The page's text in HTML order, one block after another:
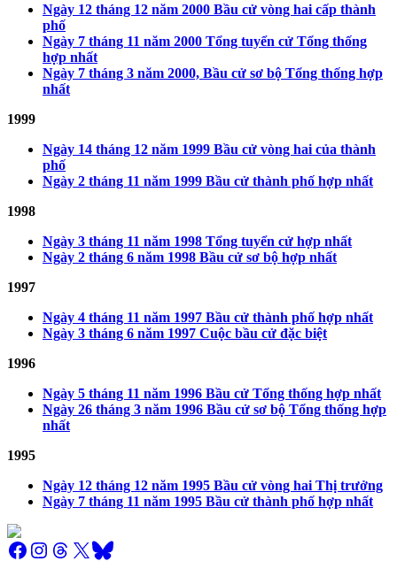
Ngày 12 tháng 12 năm 2000 Bầu cử vòng hai cấp thành
phố
Ngày 7 tháng 11 năm 2000 Tổng tuyển cử Tổng thống
hợp nhất
Ngày 7 tháng 3 năm 2000, Bầu cử sơ bộ Tổng thống hợp
nhất
1999
Ngày 14 tháng 12 năm 1999 Bầu cử vòng hai của thành
phố
Ngày 2 tháng 11 năm 1999 Bầu cử thành phố hợp nhất
1998
Ngày 3 tháng 11 năm 1998 Tổng tuyển cử hợp nhất
Ngày 2 tháng 6 năm 1998 Bầu cử sơ bộ hợp nhất
1997
Ngày 4 tháng 11 năm 1997 Bầu cử thành phố hợp nhất
Ngày 3 tháng 6 năm 1997 Cuộc bầu cử đặc biệt
1996
Ngày 5 tháng 11 năm 1996 Bầu cử Tổng thống hợp nhất
Ngày 26 tháng 3 năm 1996 Bầu cử sơ bộ Tổng thống hợp
nhất
1995
Ngày 12 tháng 12 năm 1995 Bầu cử vòng hai Thị trưởng
Ngày 7 tháng 11 năm 1995 Bầu cử thành phố hợp nhất